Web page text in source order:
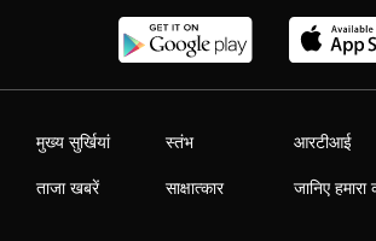
मुख्य सुर्खियां
ताजा खबरें
स्तंभ
साक्षात्कार
आरटीआई
जानिए हमारा